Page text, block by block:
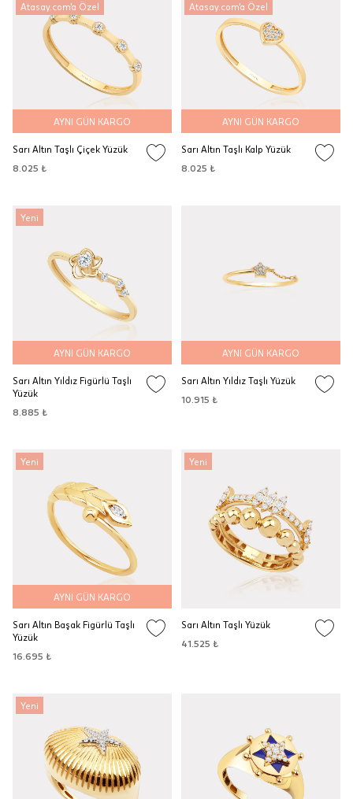
Atasay.com'a Özel
AYNI GÜN KARGO
Sarı Altın Taşlı Çiçek Yüzük
8.025 ₺
Atasay.com'a Özel
AYNI GÜN KARGO
Sarı Altın Taşlı Kalp Yüzük
8.025 ₺
Yeni
AYNI GÜN KARGO
Sarı Altın Yıldız Figürlü Taşlı
Yüzük
8.885 ₺
AYNI GÜN KARGO
Sarı Altın Yıldız Taşlı Yüzük
10.915 ₺
Yeni
AYNI GÜN KARGO
Sarı Altın Başak Figürlü Taşlı
Yüzük
16.695 ₺
Yeni
Sarı Altın Taşlı Yüzük
41.525 ₺
Yeni